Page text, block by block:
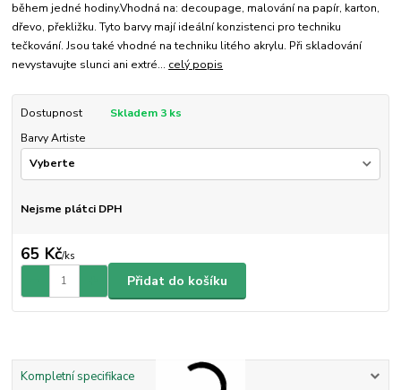
během jedné hodiny.Vhodná na: decoupage, malování na papír, karton,
dřevo, překližku. Tyto barvy mají ideální konzistenci pro techniku
tečkování. Jsou také vhodné na techniku litého akrylu. Při skladování
nevystavujte slunci ani extré... celý popis
Dostupnost
Skladem 3 ks
Barvy Artiste
Nejsme plátci DPH
65 Kč/ks
Přidat do košíku
Kompletní specifikace